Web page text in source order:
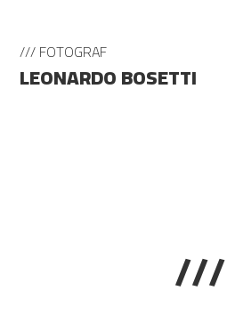
/// FOTOGRAF
LEONARDO BOSETTI
///